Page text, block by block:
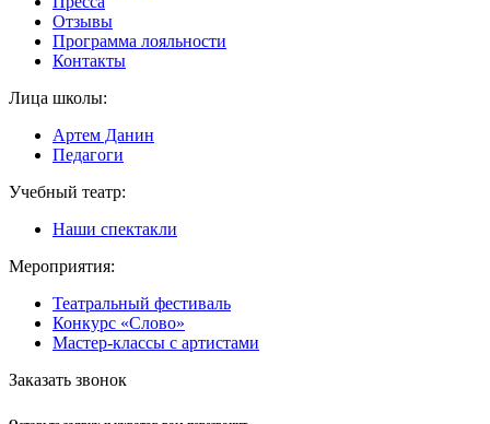
Отзывы
Программа лояльности
Контакты
Лица школы:
Артем Данин
Педагоги
Учебный театр:
Наши спектакли
Мероприятия:
Театральный фестиваль
Конкурс «Слово»
Мастер-классы с артистами
Заказать звонок